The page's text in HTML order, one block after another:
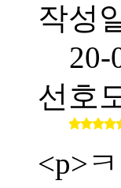
작성
20-
선호
<p>